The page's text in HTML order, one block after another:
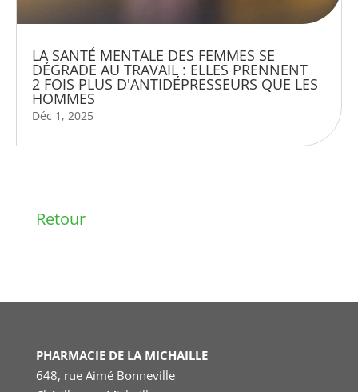
LA SANTÉ MENTALE DES FEMMES SE
DÉGRADE AU TRAVAIL : ELLES PRENNENT
2 FOIS PLUS D'ANTIDÉPRESSEURS QUE LES
HOMMES
Déc 1, 2025
Retour
PHARMACIE DE LA MICHAILLE
648, rue Aimé Bonneville